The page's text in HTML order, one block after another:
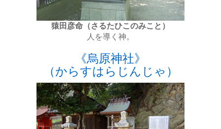
猿田彦命（さるたひこのみこと）
人を導く神。
《烏原神社》
（からすはらじんじゃ）